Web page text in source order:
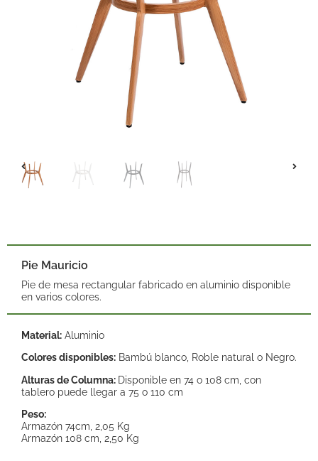
Pie Mauricio
Pie de mesa rectangular fabricado en aluminio disponible
en varios colores.
Material: Aluminio
Colores disponibles: Bambú blanco, Roble natural o Negro.
Alturas de Columna: Disponible en 74 o 108 cm, con
tablero puede llegar a 75 o 110 cm
Peso:
Armazón 74cm, 2,05 Kg
Armazón 108 cm, 2,50 Kg